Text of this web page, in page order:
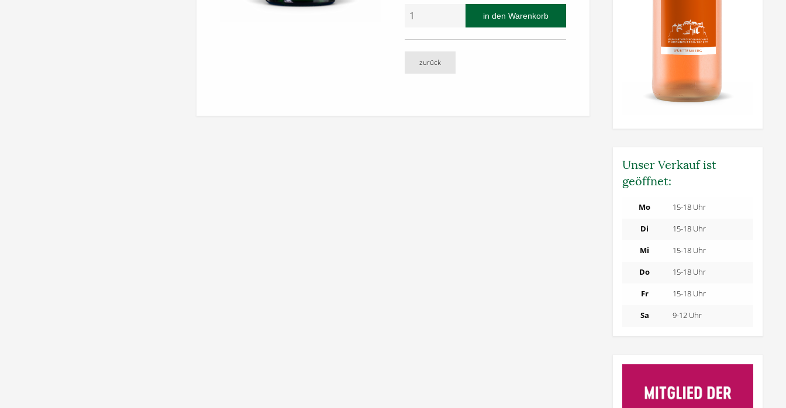
zurück
Unser Verkauf ist
geöffnet:
Mo 15-18 Uhr
Di 15-18 Uhr
Mi 15-18 Uhr
Do 15-18 Uhr
Fr 15-18 Uhr
Sa 9-12 Uhr